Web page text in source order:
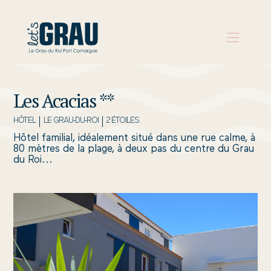
PRÉPARER
SON
VOYAGE
QUE
S’INSPIRER
AGENDA
AUX
Les Acacias **
HÔTEL LE GRAU-DU-ROI 2 ÉTOILES
Hôtel familial, idéalement situé dans une rue calme, à
80 mètres de la plage, à deux pas du centre du Grau
du Roi...